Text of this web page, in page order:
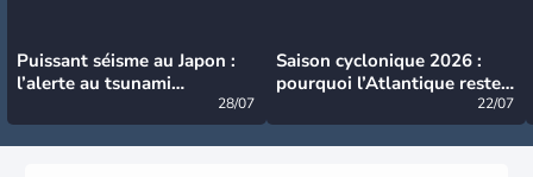
Puissant séisme au Japon :
l’alerte au tsunami
28/07
Saison cyclonique 2026 :
pourquoi l’Atlantique reste
22/07